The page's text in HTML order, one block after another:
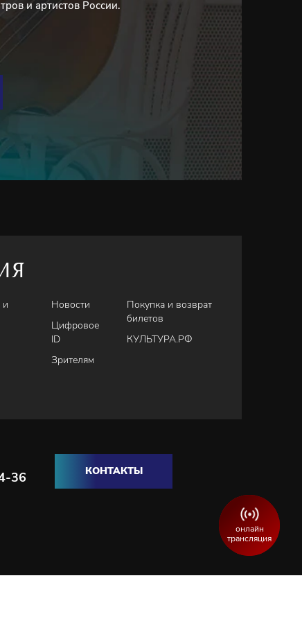
и артистов России.
и
Новости
Цифровое
ID
Зрителям
Покупка и возврат
билетов
КУЛЬТУРА.РФ
36 КОНТАКТЫ
онлайн
трансляция